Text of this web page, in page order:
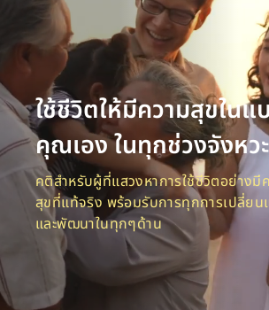
ใช้ชีวิตให้มีความสุขใน
คุณเอง ในทุกช่วงจังหว
คติสำหรับผู้ที่แสวงหาการใช้ชีวิตอย่างมี
สุขที่แท้จริง พร้อมรับการทุกการเปลี่ยน
และพัฒนาในทุกๆด้าน